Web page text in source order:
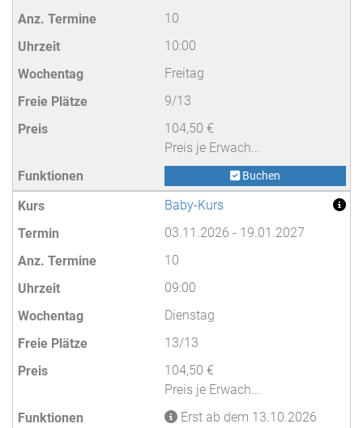
10
10:00
Freitag
9/13
104,50 €
Preis je Erwach...
Buchen
Baby-Kurs
03.11.2026 - 19.01.2027
10
09:00
Dienstag
13/13
104,50 €
Preis je Erwach...
Erst ab dem 13.10.2026